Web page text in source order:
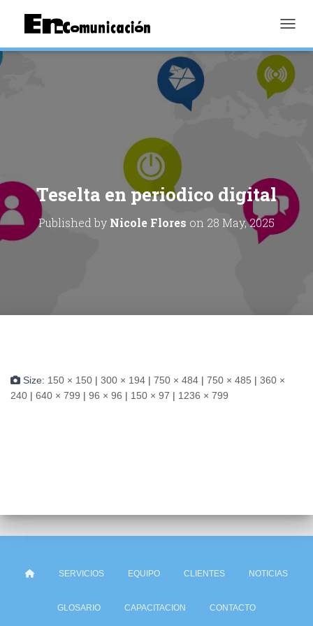
Teselta en periodico digital
Published by Nicole Flores on 28 May, 2025
Size: 150 × 150 | 300 × 194 | 750 × 484 | 750 × 485 | 360 ×
240 | 640 × 799 | 96 × 96 | 150 × 97 | 1236 × 799
SERVICIOS EQUIPO CLIENTES NOTICIAS
GLOSARIO CAPACITACION CONTACTO